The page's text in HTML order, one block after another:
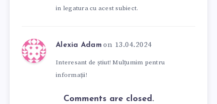
in legatura cu acest subiect.
Alexia Adam on 13.04.2024
Interesant de știut! Mulțumim pentru
informații!
Comments are closed.